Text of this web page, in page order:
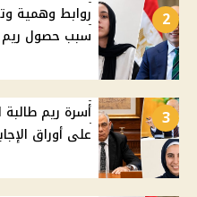
2
روابط وهمية
سبب حصول ريم محمد على
3
على أوراق